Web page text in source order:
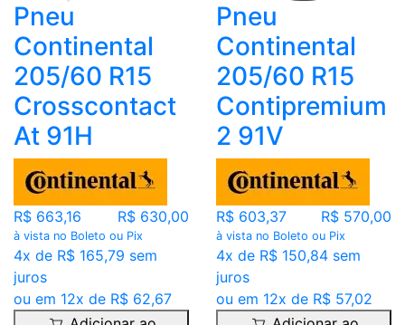
Pneu
Continental
205/60 R15
Crosscontact
At 91H
R$ 663,16 R$ 630,00
à vista no Boleto ou Pix
4x de R$ 165,79 sem
juros
ou em 12x de R$ 62,67
Pneu
Continental
205/60 R15
Contipremium
2 91V
R$ 603,37 R$ 570,00
à vista no Boleto ou Pix
4x de R$ 150,84 sem
juros
ou em 12x de R$ 57,02